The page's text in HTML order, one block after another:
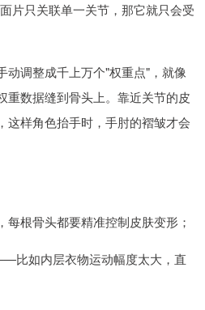
片只关联单一关节，那它就只会受
动调整成千上万个"权重点"，就像
重数据缝到骨头上。靠近关节的皮
这样角色抬手时，手肘的褶皱才会
根骨头都要精准控制皮肤变形；
比如内层衣物运动幅度太大，直